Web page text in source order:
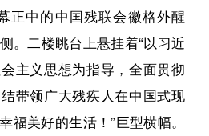
正中的中国残联会徽格外醒
。二楼眺台上悬挂着“以习近
主义思想为指导，全面贯彻
带领广大残疾人在中国式现
福美好的生活！”巨型横幅。